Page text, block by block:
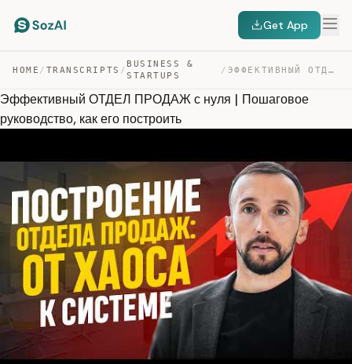
Get App
HOME / TRANSCRIPTS /
BUSINESS &
STARTUPS
/ ЭФФЕКТИВНЫЙ ОТДЕЛ ПРОДАЖ С НУЛЯ | ПОШАГОВОЕ РУКОВОДСТВО… — TRANSCRIPT
Эффективный ОТДЕЛ ПРОДАЖ с нуля | Пошаговое
руководство, как его построить